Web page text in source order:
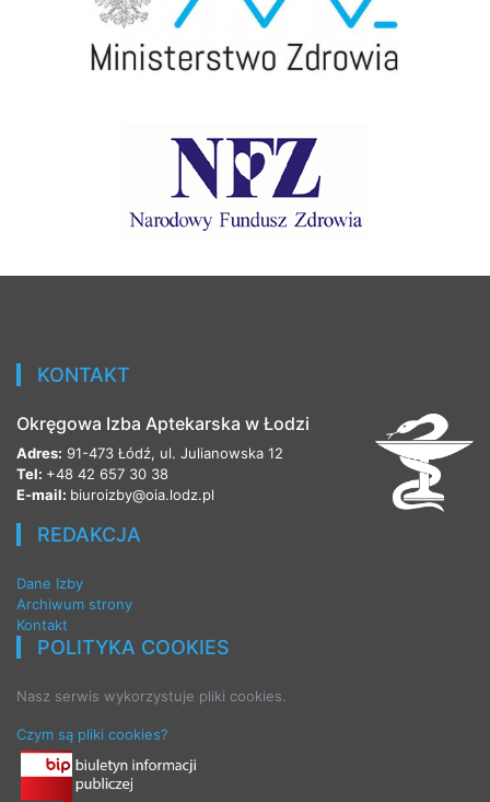
KONTAKT
Okręgowa Izba Aptekarska w Łodzi
Adres: 91-473 Łódź, ul. Julianowska 12
Tel: +48 42 657 30 38
E-mail: biuroizby@oia.lodz.pl
REDAKCJA
Dane Izby
Archiwum strony
Kontakt
POLITYKA COOKIES
Nasz serwis wykorzystuje pliki cookies.
Czym są pliki cookies?